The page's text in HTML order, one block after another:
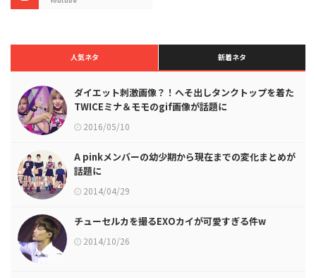
人気ネタ 新着ネタ
ダイエット刺激画像？！へそ出しタンクトップを着た
TWICEミナ＆モモのgif画像が話題に
2016/05/10
A pinkメンバーの幼少期から現在までの変化まとめが
話題に
2014/04/29
チューセルカを撮るEXOカイが可愛すぎる件w
2014/10/26